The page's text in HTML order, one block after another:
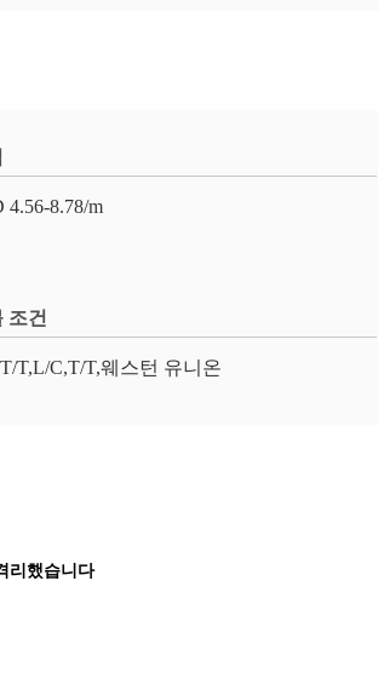
4.56-8.78/m
조건
T,L/C,T/T,웨스턴 유니온
리했습니다